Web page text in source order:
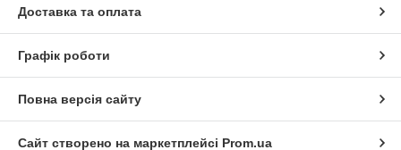
Доставка та оплата
Графік роботи
Повна версія сайту
Сайт створено на маркетплейсі Prom.ua